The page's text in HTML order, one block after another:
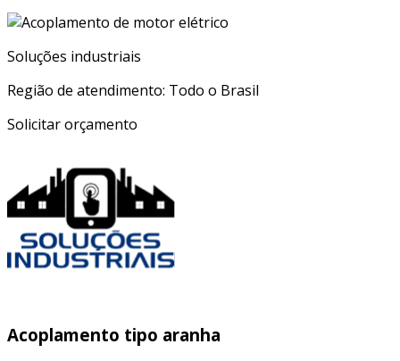
Soluções industriais
Região de atendimento: Todo o Brasil
Solicitar orçamento
Acoplamento tipo aranha